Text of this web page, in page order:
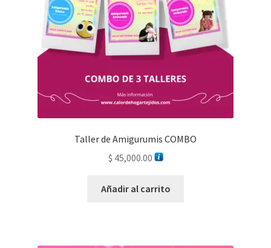
Taller de Amigurumis COMBO
$ 45,000.00
Añadir al carrito